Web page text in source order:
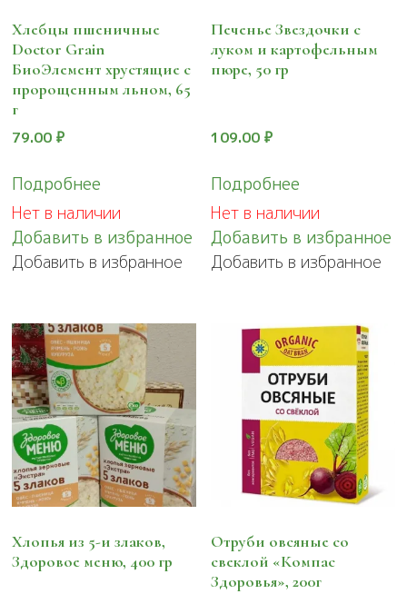
Хлебцы пшеничные
Doctor Grain
БиоЭлемент хрустящие с
пророщенным льном, 65
г
79.00 ₽
Подробнее
Нет в наличии
Добавить в избранное
Добавить в избранное
Печенье Звездочки с
луком и картофельным
пюре, 50 гр
109.00₽
Подробнее
Нет в наличии
Добавить в избранное
Добавить в избранное
Хлопья из 5-и злаков,
Здоровое меню, 400 гр
Отруби овсяные со
свеклой «Компас
Здоровья», 200г